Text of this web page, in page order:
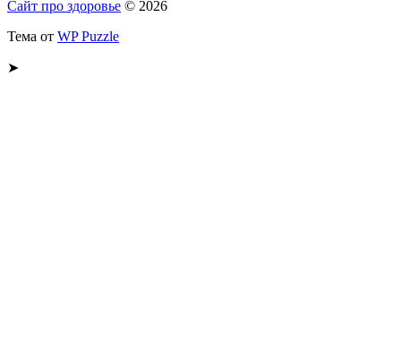
Сайт про здоровье © 2026
Тема от WP Puzzle
➤